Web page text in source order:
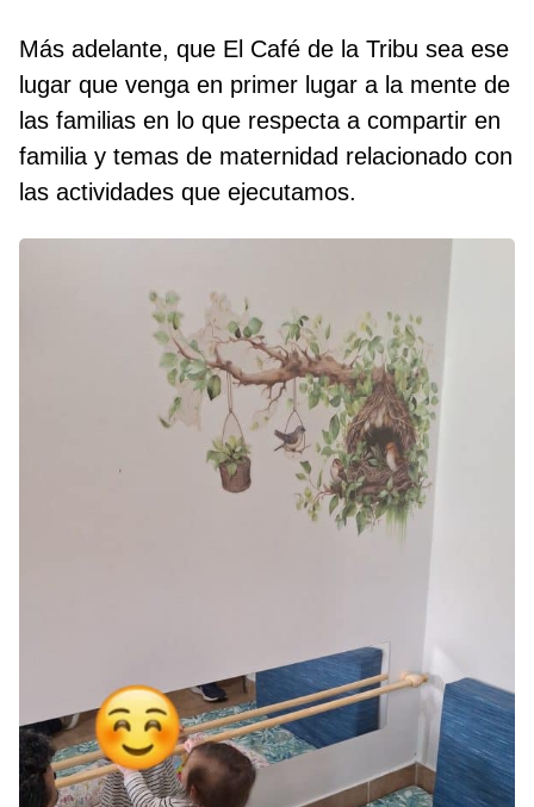
Más adelante, que El Café de la Tribu sea ese
lugar que venga en primer lugar a la mente de
las familias en lo que respecta a compartir en
familia y temas de maternidad relacionado con
las actividades que ejecutamos.